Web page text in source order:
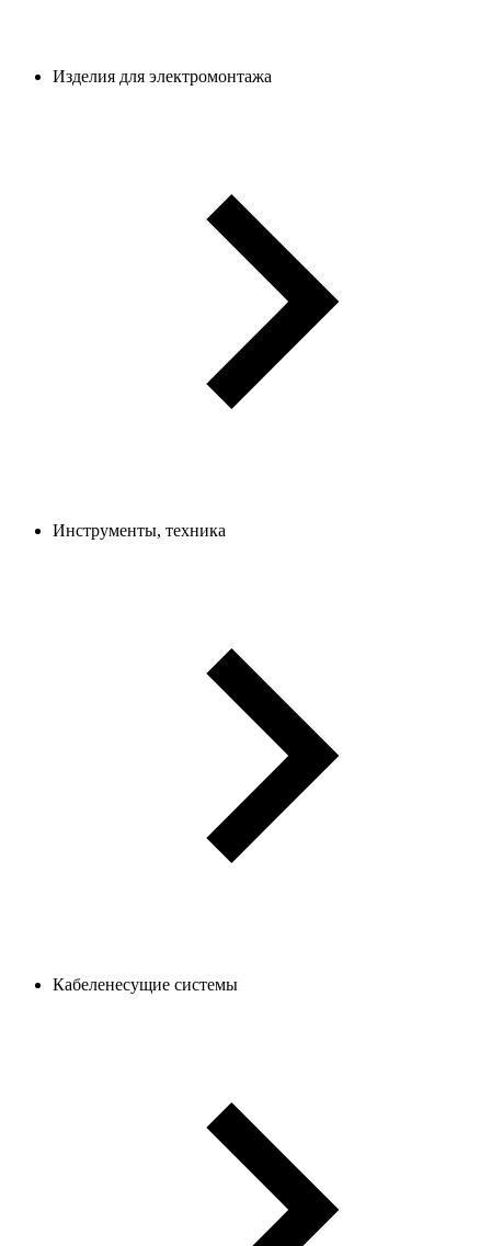
Изделия для электромонтажа
Инструменты, техника
Кабеленесущие системы